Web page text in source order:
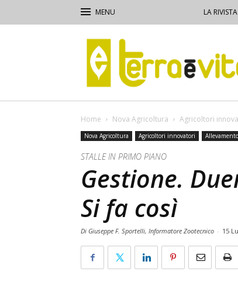
LA RIVISTA
Terra
e
Vita
Home Nova Agricoltura Agricoltori
Nova Agricoltura Agricoltori innovatori
STALLE IN PRIMO PIANO
Gestione.
Si fa così
Di Giuseppe F. Sportelli, Informatore Zootecnico - 15